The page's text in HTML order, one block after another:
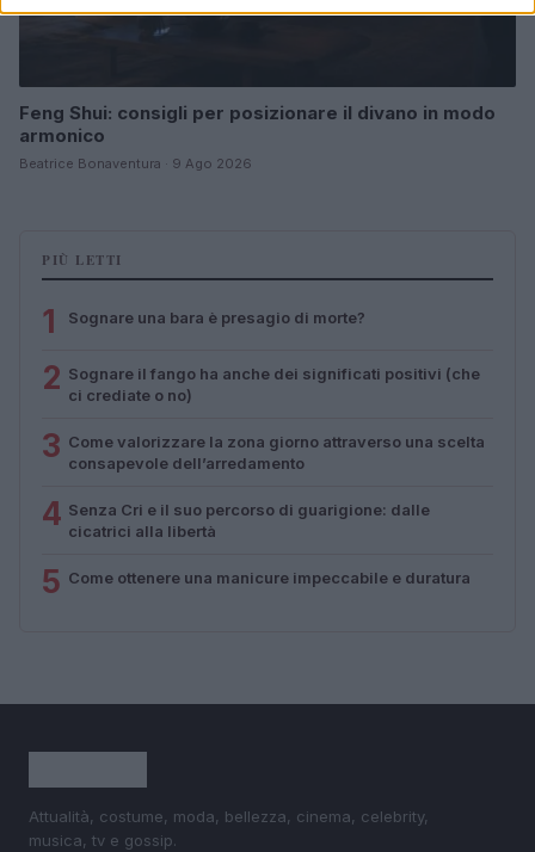
Feng Shui: consigli per posizionare il divano in modo
armonico
Beatrice Bonaventura · 9 Ago 2026
PIÙ LETTI
1 Sognare una bara è presagio di morte?
2 Sognare il fango ha anche dei significati positivi (che
ci crediate o no)
3 Come valorizzare la zona giorno attraverso una scelta
consapevole dell’arredamento
4 Senza Cri e il suo percorso di guarigione: dalle
cicatrici alla libertà
5 Come ottenere una manicure impeccabile e duratura
Attualità, costume, moda, bellezza, cinema, celebrity,
musica, tv e gossip.